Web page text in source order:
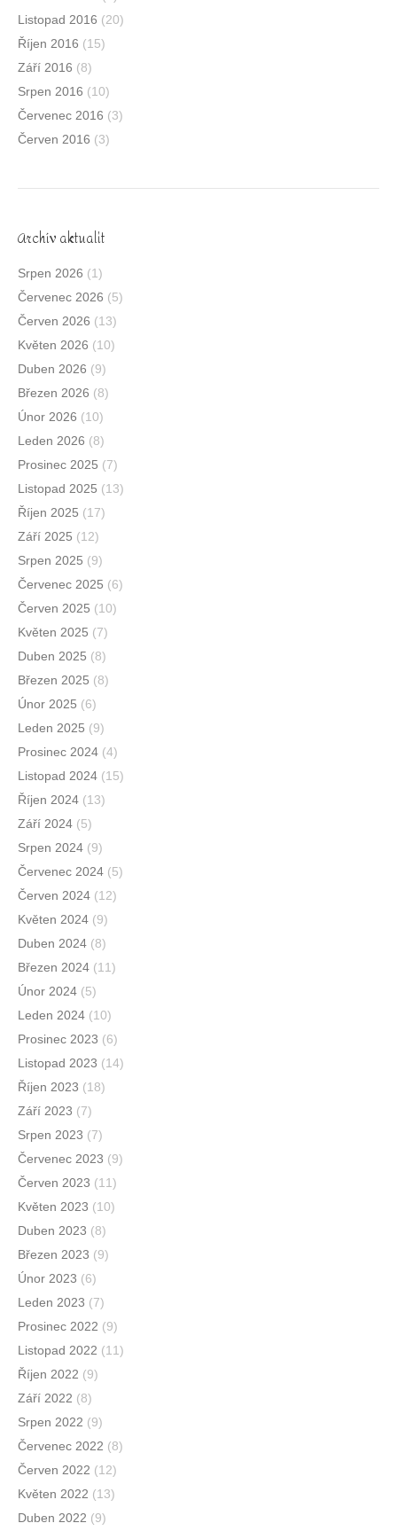
Listopad 2016 (20)
Říjen 2016 (15)
Září 2016 (8)
Srpen 2016 (10)
Červenec 2016 (3)
Červen 2016 (3)
Archív aktualit
Srpen 2026 (1)
Červenec 2026 (5)
Červen 2026 (13)
Květen 2026 (10)
Duben 2026 (9)
Březen 2026 (8)
Únor 2026 (10)
Leden 2026 (8)
Prosinec 2025 (7)
Listopad 2025 (13)
Říjen 2025 (17)
Září 2025 (12)
Srpen 2025 (9)
Červenec 2025 (6)
Červen 2025 (10)
Květen 2025 (7)
Duben 2025 (8)
Březen 2025 (8)
Únor 2025 (6)
Leden 2025 (9)
Prosinec 2024 (4)
Listopad 2024 (15)
Říjen 2024 (13)
Září 2024 (5)
Srpen 2024 (9)
Červenec 2024 (5)
Červen 2024 (12)
Květen 2024 (9)
Duben 2024 (8)
Březen 2024 (11)
Únor 2024 (5)
Leden 2024 (10)
Prosinec 2023 (6)
Listopad 2023 (14)
Říjen 2023 (18)
Září 2023 (7)
Srpen 2023 (7)
Červenec 2023 (9)
Červen 2023 (11)
Květen 2023 (10)
Duben 2023 (8)
Březen 2023 (9)
Únor 2023 (6)
Leden 2023 (7)
Prosinec 2022 (9)
Listopad 2022 (11)
Říjen 2022 (9)
Září 2022 (8)
Srpen 2022 (9)
Červenec 2022 (8)
Červen 2022 (12)
Květen 2022 (13)
Duben 2022 (9)